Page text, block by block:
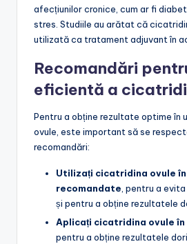
afecțiunilor cronice, cum ar fi
stres. Studiile au arătat că
utilizată ca tratament adjuvant în
Recomandări
eficientă a
Pentru a obține rezultate optime în
ovule, este important să se
recomandări:
Utilizați cicatridina ovule
recomandate, pentru a
și pentru a obține rezultatele
Aplicați cicatridina ovule
pentru a obține rezultatele